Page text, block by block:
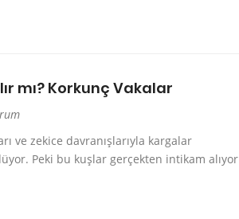
mı? Korkunç Vakalar
ve zekice davranışlarıyla kargalar
Peki bu kuşlar gerçekten intikam alıyor